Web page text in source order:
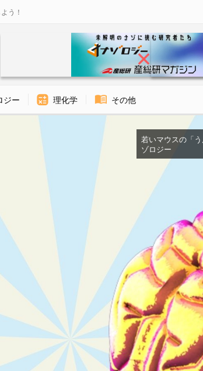
う！
ジー 理化学 その他
若いマウスの「
ゾロジー